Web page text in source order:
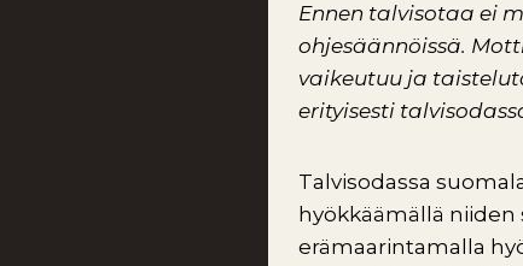
Ennen talvisotaa ei
ohjesäännöissä.
vaikeutuu ja
erityisesti
Talvisodassa
hyökkäämällä niiden
erämaarintamalla